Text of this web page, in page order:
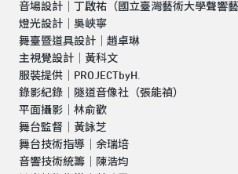
音場設計｜丁啟祐（國立臺灣藝術大學聲響藝
燈光設計｜吳峽寧
舞臺暨道具設計｜趙卓琳
主視覺設計｜黃科文
服裝提供｜PROJECTbyH.
錄影紀錄｜隧道音像社（張能禎）
平面攝影｜林俞歡
舞台監督｜黃詠芝
舞台技術指導｜余瑞培
音響技術統籌｜陳浩均